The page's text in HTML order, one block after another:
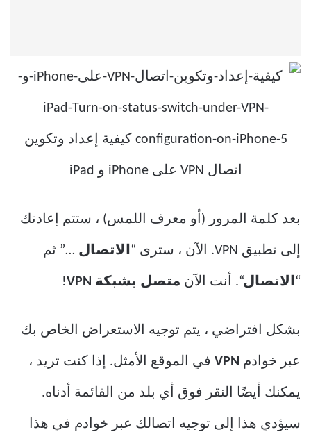
بعد كلمة المرور (أو معرف اللمس) ، ستتم إعادتك
إلى تطبيق VPN. الآن ، سترى “ الاتصال …” ثم
“الاتصال“. أنت الآن متصل بشبكة VPN !
بشكل افتراضي ، يتم توجيه الاستعراض الخاص بك
عبر خوادم VPN في الموقع الأمثل. إذا كنت تريد ،
يمكنك أيضًا النقر فوق أي بلد من القائمة أدناه.
سيؤدي هذا إلى توجيه اتصالك عبر خوادم في هذا